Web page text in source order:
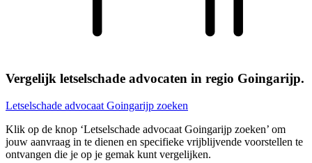
Vergelijk letselschade advocaten in regio Goingarijp.
Letselschade advocaat Goingarijp zoeken
Klik op de knop ‘Letselschade advocaat Goingarijp zoeken’ om
jouw aanvraag in te dienen en specifieke vrijblijvende voorstellen te
ontvangen die je op je gemak kunt vergelijken.